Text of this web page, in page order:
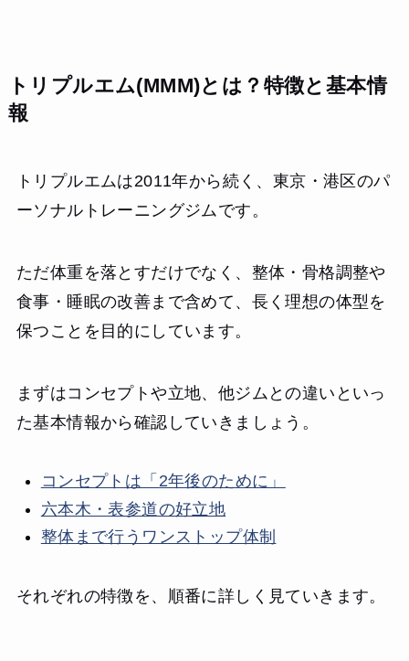
トリプルエム(MMM)とは？特徴と基本情
報
トリプルエムは2011年から続く、東京・港区のパ
ーソナルトレーニングジムです。
ただ体重を落とすだけでなく、整体・骨格調整や
食事・睡眠の改善まで含めて、長く理想の体型を
保つことを目的にしています。
まずはコンセプトや立地、他ジムとの違いといっ
た基本情報から確認していきましょう。
コンセプトは「2年後のために」
六本木・表参道の好立地
整体まで行うワンストップ体制
それぞれの特徴を、順番に詳しく見ていきます。